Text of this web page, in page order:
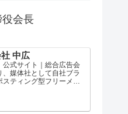
会長
中広
公式サイト｜総合広告会
、媒体社として自社ブラ
スティング型フリーメデ